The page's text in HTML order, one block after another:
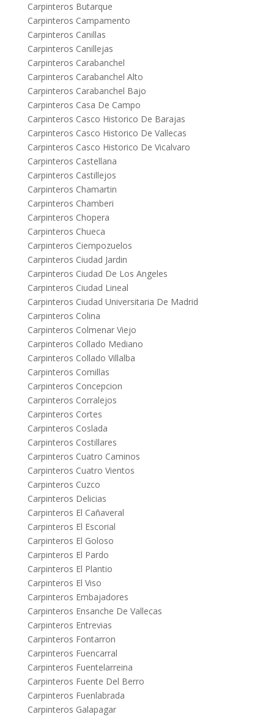
Carpinteros Butarque
Carpinteros Campamento
Carpinteros Canillas
Carpinteros Canillejas
Carpinteros Carabanchel
Carpinteros Carabanchel Alto
Carpinteros Carabanchel Bajo
Carpinteros Casa De Campo
Carpinteros Casco Historico De Barajas
Carpinteros Casco Historico De Vallecas
Carpinteros Casco Historico De Vicalvaro
Carpinteros Castellana
Carpinteros Castillejos
Carpinteros Chamartin
Carpinteros Chamberi
Carpinteros Chopera
Carpinteros Chueca
Carpinteros Ciempozuelos
Carpinteros Ciudad Jardin
Carpinteros Ciudad De Los Angeles
Carpinteros Ciudad Lineal
Carpinteros Ciudad Universitaria De Madrid
Carpinteros Colina
Carpinteros Colmenar Viejo
Carpinteros Collado Mediano
Carpinteros Collado Villalba
Carpinteros Comillas
Carpinteros Concepcion
Carpinteros Corralejos
Carpinteros Cortes
Carpinteros Coslada
Carpinteros Costillares
Carpinteros Cuatro Caminos
Carpinteros Cuatro Vientos
Carpinteros Cuzco
Carpinteros Delicias
Carpinteros El Cañaveral
Carpinteros El Escorial
Carpinteros El Goloso
Carpinteros El Pardo
Carpinteros El Plantio
Carpinteros El Viso
Carpinteros Embajadores
Carpinteros Ensanche De Vallecas
Carpinteros Entrevias
Carpinteros Fontarron
Carpinteros Fuencarral
Carpinteros Fuentelarreina
Carpinteros Fuente Del Berro
Carpinteros Fuenlabrada
Carpinteros Galapagar